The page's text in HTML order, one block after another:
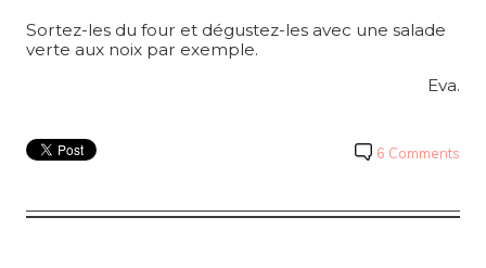
Sortez-les du four et dégustez-les avec une salade
verte aux noix par exemple.
Eva.
6 Comments